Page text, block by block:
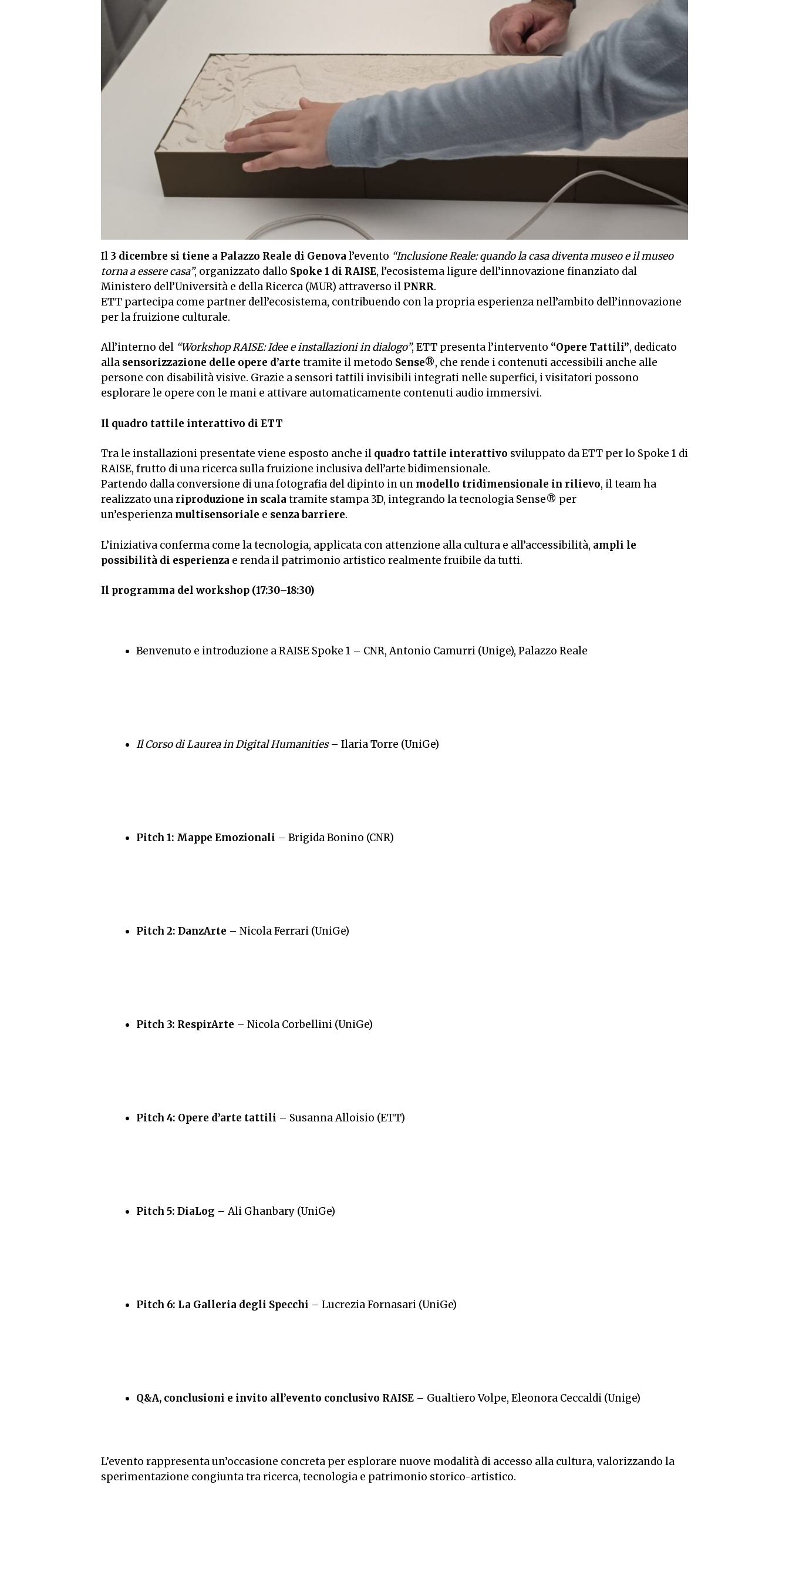
Il 3 dicembre si tiene a Palazzo Reale di Genova l’evento “Inclusione Reale: quando la casa diventa museo e il museo
torna a essere casa”, organizzato dallo Spoke 1 di RAISE, l’ecosistema ligure dell’innovazione finanziato dal
Ministero dell’Università e della Ricerca (MUR) attraverso il PNRR.
ETT partecipa come partner dell’ecosistema, contribuendo con la propria esperienza nell’ambito dell’innovazione
per la fruizione culturale.
All’interno del “Workshop RAISE: Idee e installazioni in dialogo”, ETT presenta l’intervento “Opere Tattili”, dedicato
alla sensorizzazione delle opere d’arte tramite il metodo Sense®, che rende i contenuti accessibili anche alle
persone con disabilità visive. Grazie a sensori tattili invisibili integrati nelle superfici, i visitatori possono
esplorare le opere con le mani e attivare automaticamente contenuti audio immersivi.
Il quadro tattile interattivo di ETT
Tra le installazioni presentate viene esposto anche il quadro tattile interattivo sviluppato da ETT per lo Spoke 1 di
RAISE, frutto di una ricerca sulla fruizione inclusiva dell’arte bidimensionale.
Partendo dalla conversione di una fotografia del dipinto in un modello tridimensionale in rilievo, il team ha
realizzato una riproduzione in scala tramite stampa 3D, integrando la tecnologia Sense® per
un’esperienza multisensoriale e senza barriere.
L’iniziativa conferma come la tecnologia, applicata con attenzione alla cultura e all’accessibilità, ampli le
possibilità di esperienza e renda il patrimonio artistico realmente fruibile da tutti.
Il programma del workshop (17:30–18:30)
Benvenuto e introduzione a RAISE Spoke 1 – CNR, Antonio Camurri (Unige), Palazzo Reale
Il Corso di Laurea in Digital Humanities– Ilaria Torre (UniGe)
Pitch 1: Mappe Emozionali – Brigida Bonino (CNR)
Pitch 2: DanzArte – Nicola Ferrari (UniGe)
Pitch 3: RespirArte – Nicola Corbellini (UniGe)
Pitch 4: Opere d’arte tattili – Susanna Alloisio (ETT)
Pitch 5: DiaLog – Ali Ghanbary (UniGe)
Pitch 6: La Galleria degli Specchi – Lucrezia Fornasari (UniGe)
Q&A, conclusioni e invito all’evento conclusivo RAISE – Gualtiero Volpe, Eleonora Ceccaldi (Unige)
L’evento rappresenta un’occasione concreta per esplorare nuove modalità di accesso alla cultura, valorizzando la
sperimentazione congiunta tra ricerca, tecnologia e patrimonio storico-artistico.